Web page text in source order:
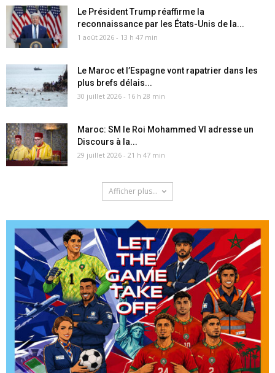
Le Président Trump réaffirme la
reconnaissance par les États-Unis de la...
1 août 2026 - 13 h 47 min
Le Maroc et l’Espagne vont rapatrier dans les
plus brefs délais...
30 juillet 2026 - 16 h 28 min
Maroc: SM le Roi Mohammed VI adresse un
Discours à la...
29 juillet 2026 - 21 h 47 min
Afficher plus...